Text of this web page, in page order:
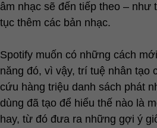
âm nhạc sẽ đến tiếp theo – như
tục thêm các bản nhạc.
Spotify muốn có những cách
năng đó, vì vậy, trí tuệ nhân tạo
cứu hàng triệu danh sách phát
dùng đã tạo để hiểu thế nào là
hay, từ đó đưa ra những gợi ý